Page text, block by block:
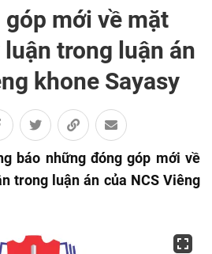
mới về mặt
trong luận án
khone Sayasy
báo những đóng góp mới về
trong luận án của NCS Viêng